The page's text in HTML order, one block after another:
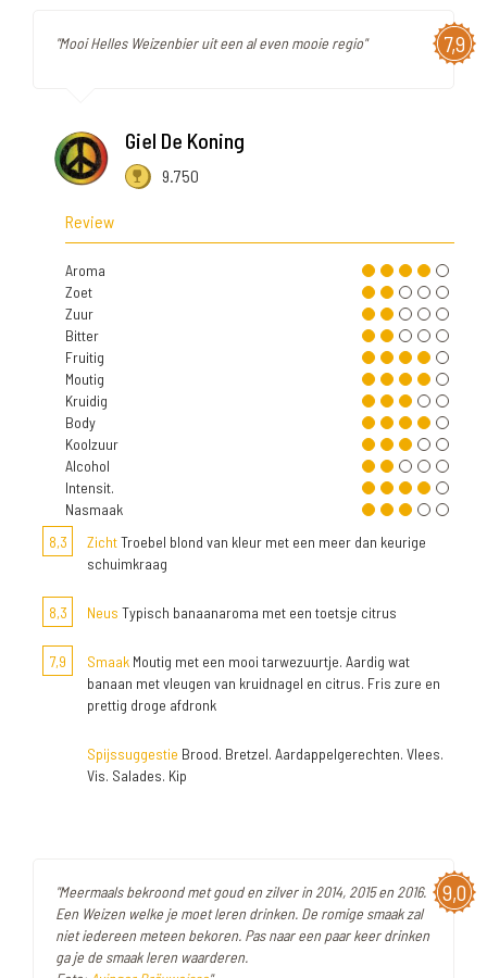
7,9
"Mooi Helles Weizenbier uit een al even mooie regio"
Giel De Koning
9.750
Review
Aroma
Zoet
Zuur
Bitter
Fruitig
Moutig
Kruidig
Body
Koolzuur
Alcohol
Intensit.
Nasmaak
8,3
ZichtTroebel blond van kleur met een meer dan keurige
schuimkraag
8,3 Neus Typisch banaanaroma met een toetsje citrus
7,9 Smaak Moutig met een mooi tarwezuurtje. Aardig wat
banaan met vleugen van kruidnagel en citrus. Fris zure en
prettig droge afdronk
Spijssuggestie Brood. Bretzel. Aardappelgerechten. Vlees.
Vis. Salades. Kip
9,0
"Meermaals bekroond met goud en zilver in 2014, 2015 en 2016.
Een Weizen welke je moet leren drinken. De romige smaak zal
niet iedereen meteen bekoren. Pas naar een paar keer drinken
ga je de smaak leren waarderen.